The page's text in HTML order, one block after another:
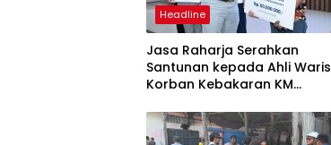
Headline
Jasa Raharja Serahkan
Santunan kepada Ahli Waris
Korban Kebakaran KM